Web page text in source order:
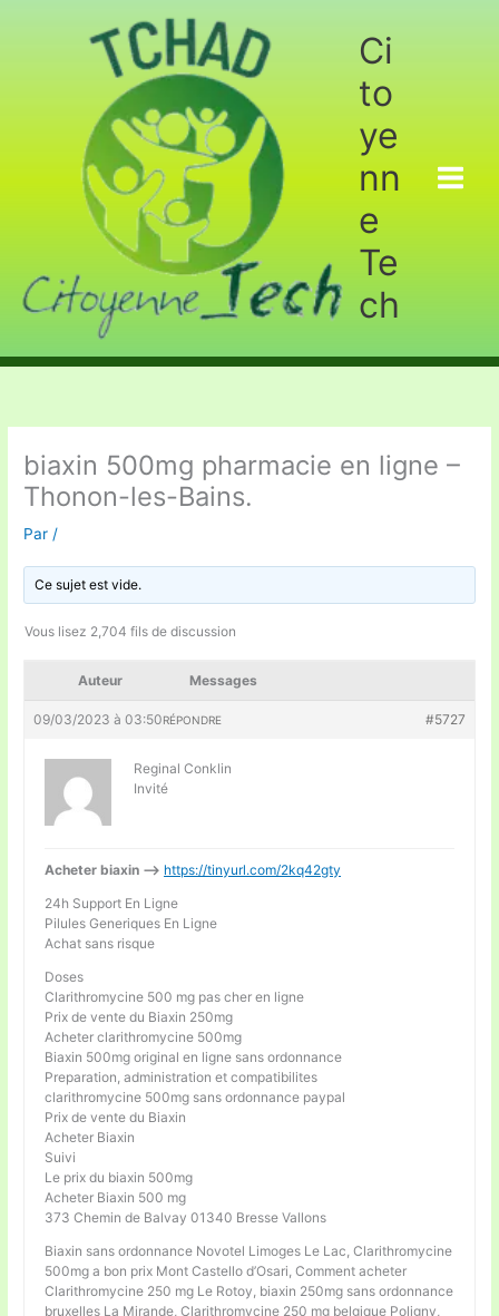
Ci
to
ye
nn
e
Te
ch
biaxin 500mg pharmacie en ligne –
Thonon-les-Bains.
Par /
Ce sujet est vide.
Vous lisez 2,704 fils de discussion
Auteur Messages
09/03/2023 à 03:50 #5727
RÉPONDRE
Reginal Conklin
Invité
Acheter biaxin —> https://tinyurl.com/2kq42gty
24h Support En Ligne
Pilules Generiques En Ligne
Achat sans risque
Doses
Clarithromycine 500 mg pas cher en ligne
Prix de vente du Biaxin 250mg
Acheter clarithromycine 500mg
Biaxin 500mg original en ligne sans ordonnance
Preparation, administration et compatibilites
clarithromycine 500mg sans ordonnance paypal
Prix de vente du Biaxin
Acheter Biaxin
Suivi
Le prix du biaxin 500mg
Acheter Biaxin 500 mg
373 Chemin de Balvay 01340 Bresse Vallons
Biaxin sans ordonnance Novotel Limoges Le Lac, Clarithromycine
500mg a bon prix Mont Castello d’Osari, Comment acheter
Clarithromycine 250 mg Le Rotoy, biaxin 250mg sans ordonnance
bruxelles La Mirande, Clarithromycine 250 mg belgique Poligny,